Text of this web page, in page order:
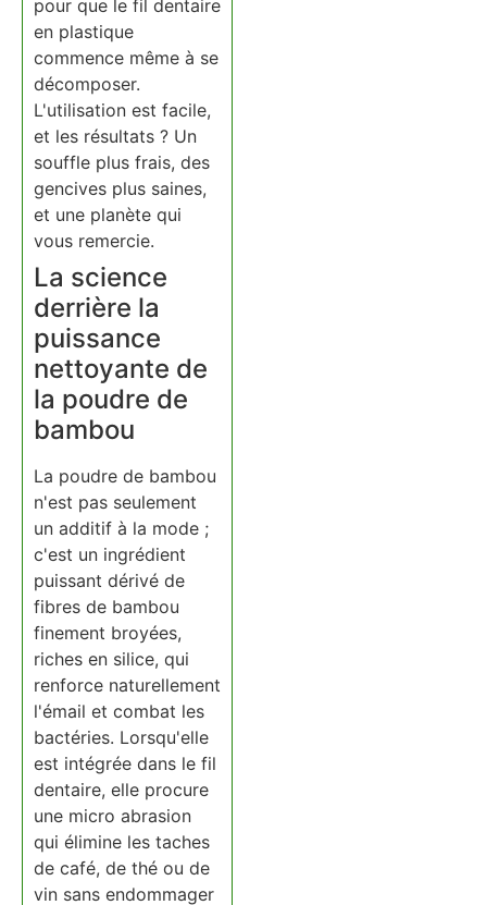
pour que le fil dentaire
en plastique
commence même à se
décomposer.
L'utilisation est facile,
et les résultats ? Un
souffle plus frais, des
gencives plus saines,
et une planète qui
vous remercie.
La science
derrière la
puissance
nettoyante de
la poudre de
bambou
La poudre de bambou
n'est pas seulement
un additif à la mode ;
c'est un ingrédient
puissant dérivé de
fibres de bambou
finement broyées,
riches en silice, qui
renforce naturellement
l'émail et combat les
bactéries. Lorsqu'elle
est intégrée dans le fil
dentaire, elle procure
une micro abrasion
qui élimine les taches
de café, de thé ou de
vin sans endommager